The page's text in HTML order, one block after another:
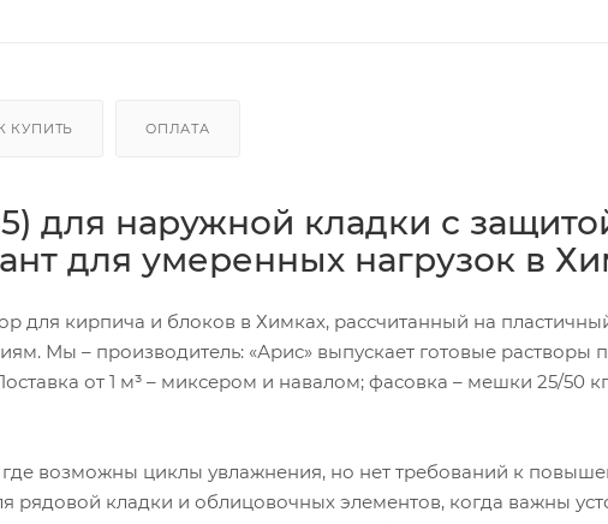
КУПИТЬ ОПЛАТА
для наружной кладки с
для умеренных нагрузок в
для кирпича и блоков в Химках, рассчитанный на
Мы – производитель: «Арис» выпускает готовые растворы
от 1 м³ – миксером и навалом; фасовка – мешки 25/50
возможны циклы увлажнения, но нет требований к
рядовой кладки и облицовочных элементов, когда важны